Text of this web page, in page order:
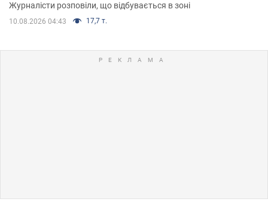
Журналісти розповіли, що відбувається в зоні
10.08.2026 04:43 17,7 т.